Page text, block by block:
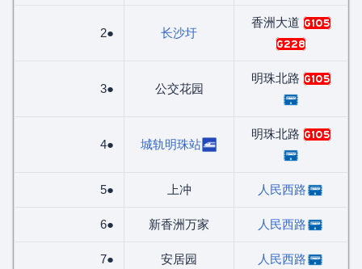
2● 长沙圩
香洲大道 G105
G228
3● 公交花园
明珠北路 G105
4● 城轨明珠站
明珠北路 G105
5● 上冲 人民西路
6● 新香洲万家 人民西路
7● 安居园 人民西路